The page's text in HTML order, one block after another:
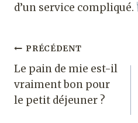
d’un service compliqué.
Navigation
de
l’article
PRÉCÉDENT
Le pain de mie est-il
vraiment bon pour
le petit déjeuner ?